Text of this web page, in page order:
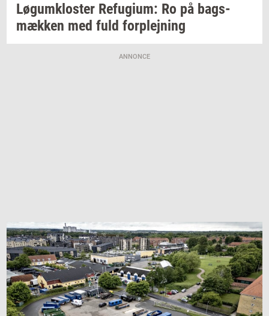
Løgum­klo­ster Re­fu­gi­um: Ro på bags­
mæk­ken med fuld for­plej­ning
ANNONCE